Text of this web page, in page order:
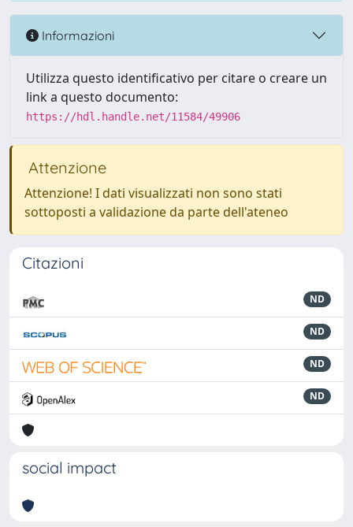
Informazioni
Utilizza questo identificativo per citare o creare un
link a questo documento:
https://hdl.handle.net/11584/49906
Attenzione
Attenzione! I dati visualizzati non sono stati
sottoposti a validazione da parte dell'ateneo
Citazioni
ND
ND
ND
ND
social impact